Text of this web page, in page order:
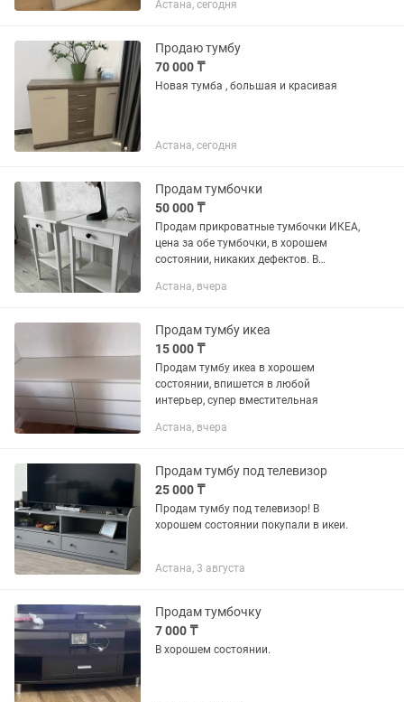
доставить
Астана, сегодня
Продаю тумбу
70 000 ₸
Новая тумба , большая и красивая
Астана, сегодня
Продам тумбочки
50 000 ₸
Продам прикроватные тумбочки ИКЕА,
цена за обе тумбочки, в хорошем
состоянии, никаких дефектов. В
Астана, вчера
Продам тумбу икеа
15 000 ₸
Продам тумбу икеа в хорошем
состоянии, впишется в любой
интерьер, супер вместительная
Астана, вчера
Продам тумбу под телевизор
25 000 ₸
Продам тумбу под телевизор! В
хорошем состоянии покупали в икеи.
Астана, 3 августа
Продам тумбочку
7 000 ₸
В хорошем состоянии.